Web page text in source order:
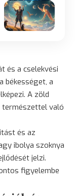
és a cselekvési
békességet, a
A zöld
természettel való
és az
ibolya szoknya
jelzi.
figyelembe